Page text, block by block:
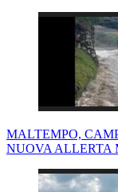
MALTEMPO,
NUOVA ALLERTA